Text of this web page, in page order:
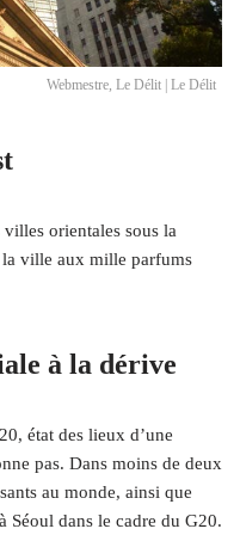
Webmestre, Le Délit | Le Délit
orientales sous la
la ville aux mille parfums
à la dérive
état des lieux d’une
pas. Dans moins de deux
au monde, ainsi que
Séoul dans le cadre du G20.